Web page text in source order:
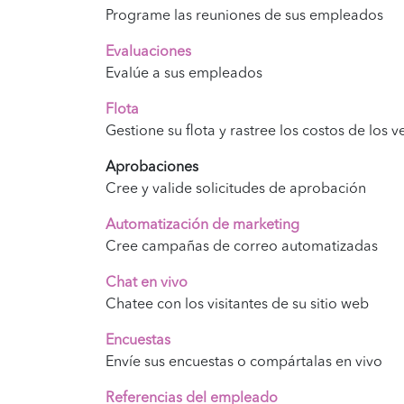
Programe las reuniones de sus empleados
Evaluaciones
Evalúe a sus empleados
Flota
Gestione su flota y rastree los costos de los
Aprobaciones
Cree y valide solicitudes de aprobación
Automatización de marketing
Cree campañas de correo automatizadas
Chat en vivo
Chatee con los visitantes de su sitio web
Encuestas
Envíe sus encuestas o compártalas en vivo
Referencias del empleado